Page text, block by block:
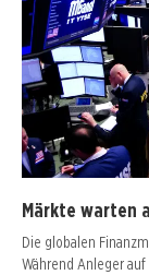
Märkte warten
Die globalen
Während Anleger